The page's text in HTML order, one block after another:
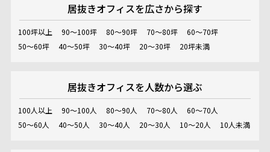
居抜きオフィスを広さから探す
100坪以上 90～100坪 80～90坪 70～80坪
60～70坪
50～60坪
40～50坪 30～40坪 20～30坪 20坪未満
居抜きオフィスを人数から選ぶ
100人以上 90～100人 80～90人 70～80人
60～70人
50～60人
40～50人 30～40人 20～30人 10～20人 10人未満